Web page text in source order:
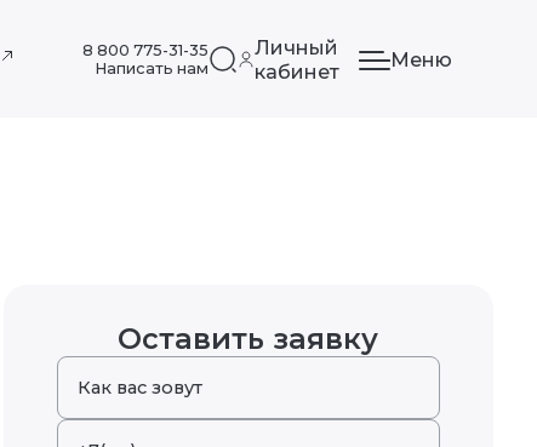
8 800 775-31-35
Написать нам
Личный
кабинет
Меню
Оставить заявку